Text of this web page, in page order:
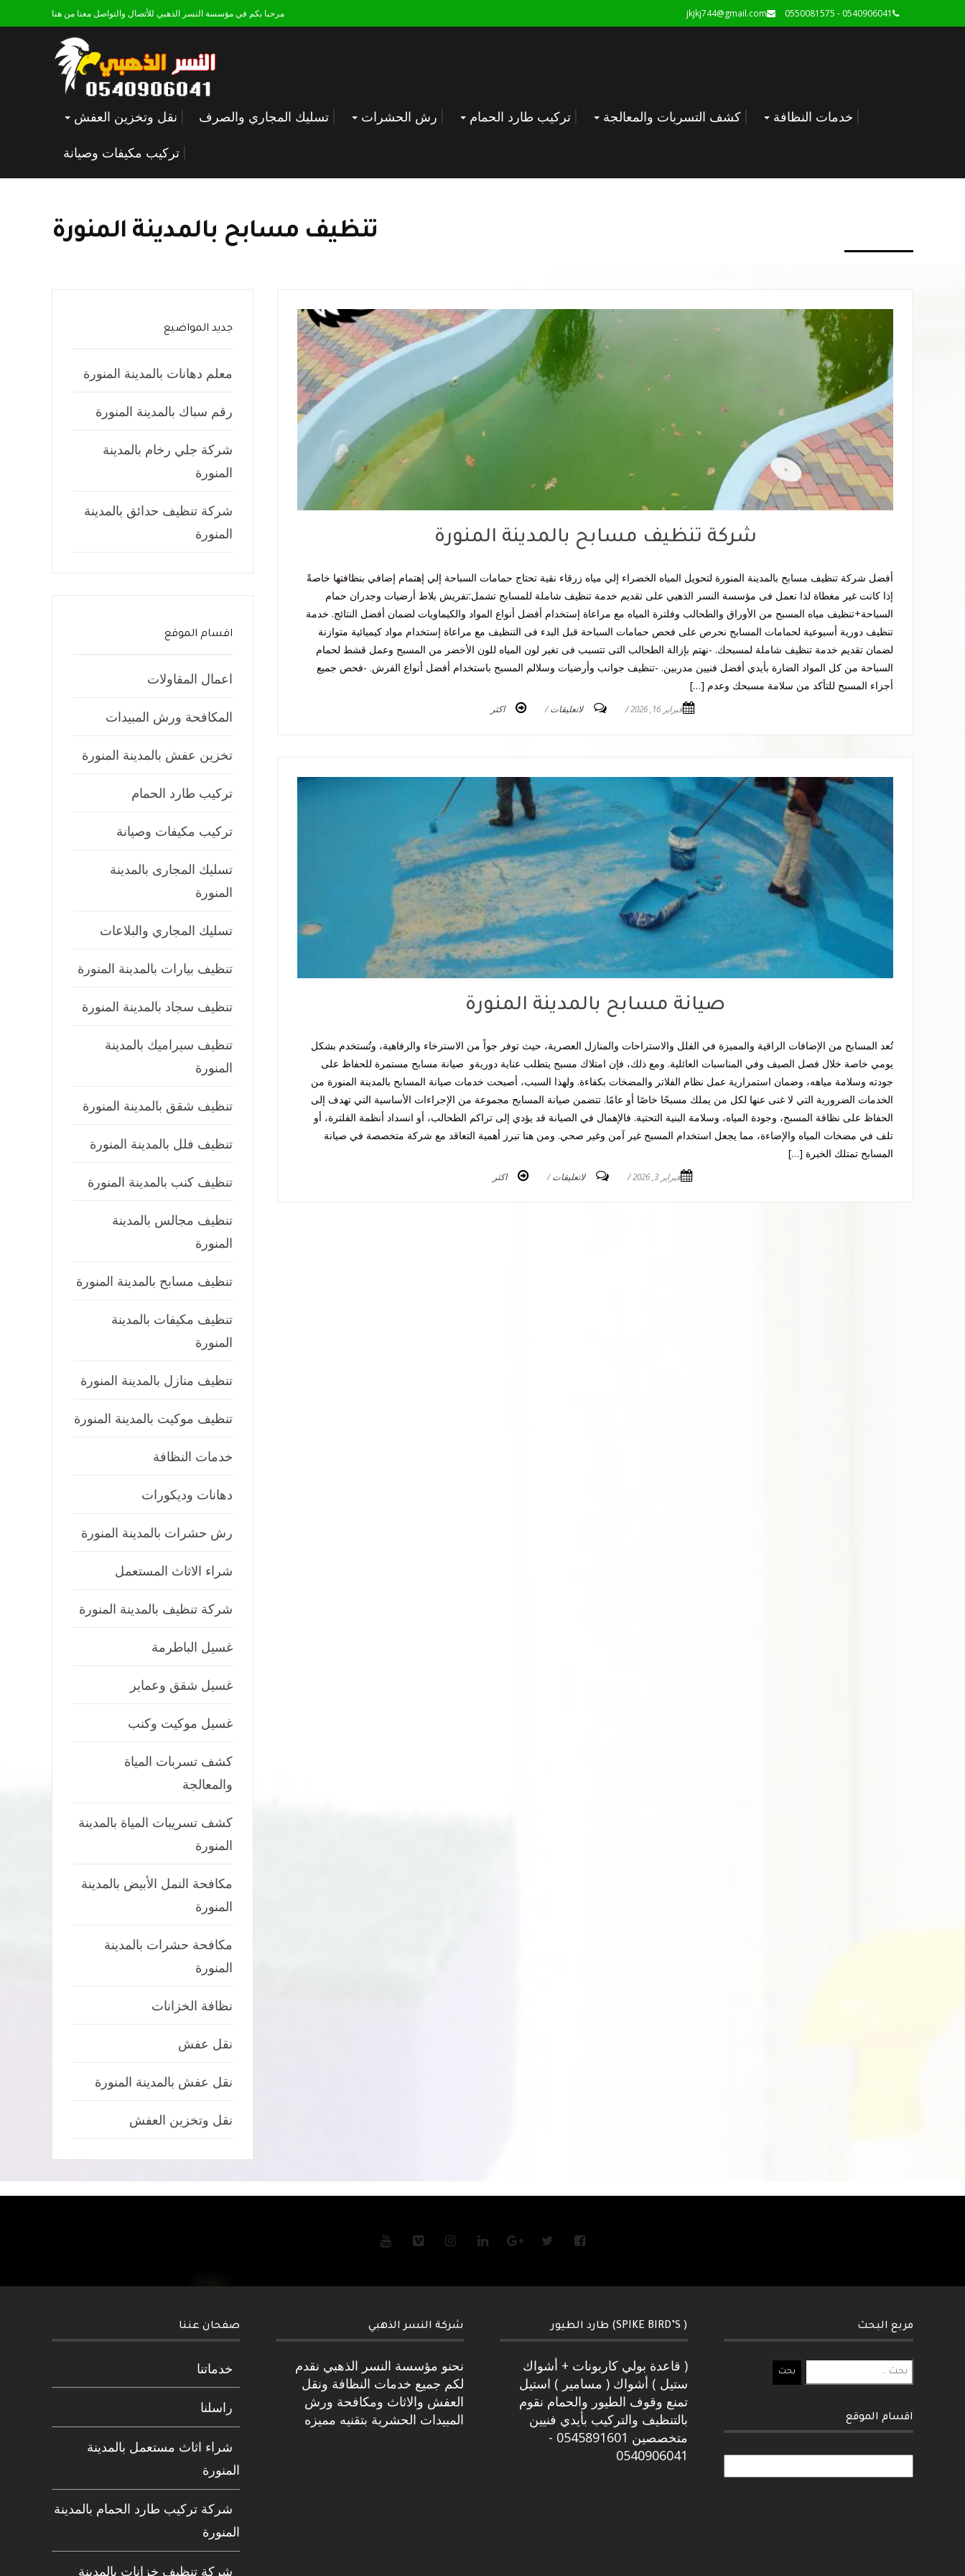
مرحبا بكم في مؤسسة النسر الذهبي للأتصال والتواصل معنا من هنا 0540906041 - 0550081575
jkjkj744@gmail.com
نقل وتخزين العفش تسليك المجاري والصرف رش الحشرات تركيب طارد الحمام كشف التسربات والمعالجة خدمات النظافة
تركيب مكيفات وصيانة
تنظيف مسابح بالمدينة المنورة
شركة تنظيف مسابح بالمدينة المنورة
أفضل شركة تنظيف مسابح بالمدينة المنورة لتحويل المياه الخضراء إلي مياه زرقاء نقية تحتاج حمامات السباحة إلي إهتمام إضافي بنظافتها خاصةً
إذا كانت غير مغطاة لذا نعمل فى مؤسسة النسر الذهبي على تقديم خدمة تنظيف شاملة للمسابح تشمل:تفريش بلاط أرضيات وجدران حمام
السباحة+تنظيف مياه المسبح من الأوراق والطحالب وفلترة المياه مع مراعاة إستخدام أفضل أنواع المواد والكيماويات لضمان أفضل النتائج. خدمة
تنظيف دورية أسبوعية لحمامات المسابح نحرص على فحص حمامات السباحة قبل البدء فى التنظيف مع مراعاة إستخدام مواد كيميائية متوازنة
لضمان تقديم خدمة تنظيف شاملة لمسبحك. -نهتم بإزالة الطحالب التى تتسبب فى تغير لون المياه للون الأخضر من المسبح وعمل قشط لحمام
السباحة من كل المواد الضارة بأيدي أفضل فنيين مدربين. -تنظيف جوانب وأرضيات وسلالم المسبح باستخدام أفضل أنواع الفرش. -فحص جميع
أجزاء المسبح للتأكد من سلامة مسبحك وعدم […]
فبراير 16, 2026 / لاتعليقات / اكثر
صيانة مسابح بالمدينة المنورة
تُعد المسابح من الإضافات الراقية والمميزة في الفلل والاستراحات والمنازل العصرية، حيث توفر جواً من الاسترخاء والرفاهية، وتُستخدم بشكل
يومي خاصة خلال فصل الصيف وفي المناسبات العائلية. ومع ذلك، فإن امتلاك مسبح يتطلب عناية دوريةو صيانة مسابح مستمرة للحفاظ على
جودته وسلامة مياهه، وضمان استمرارية عمل نظام الفلاتر والمضخات بكفاءة. ولهذا السبب، أصبحت خدمات صيانة المسابح بالمدينة المنورة من
الخدمات الضرورية التي لا غنى عنها لكل من يملك مسبحًا خاصًا أو عامًا. تتضمن صيانة المسابح مجموعة من الإجراءات الأساسية التي تهدف إلى
الحفاظ على نظافة المسبح، وجودة المياه، وسلامة البنية التحتية. فالإهمال في الصيانة قد يؤدي إلى تراكم الطحالب، أو انسداد أنظمة الفلترة، أو
تلف في مضخات المياه والإضاءة، مما يجعل استخدام المسبح غير آمن وغير صحي. ومن هنا تبرز أهمية التعاقد مع شركة متخصصة في صيانة
المسابح تمتلك الخبرة […]
فبراير 3, 2026 / لاتعليقات / اكثر
جديد المواضيع
معلم دهانات بالمدينة المنورة
رقم سباك بالمدينة المنورة
شركة جلي رخام بالمدينة
المنورة
شركة تنظيف حدائق بالمدينة
المنورة
اقسام الموقع
اعمال المقاولات
المكافحة ورش المبيدات
تخزين عفش بالمدينة المنورة
تركيب طارد الحمام
تركيب مكيفات وصيانة
تسليك المجارى بالمدينة
المنورة
تسليك المجاري والبلاعات
تنظيف بيارات بالمدينة المنورة
تنظيف سجاد بالمدينة المنورة
تنظيف سيراميك بالمدينة
المنورة
تنظيف شقق بالمدينة المنورة
تنظيف فلل بالمدينة المنورة
تنظيف كنب بالمدينة المنورة
تنظيف مجالس بالمدينة
المنورة
تنظيف مسابح بالمدينة المنورة
تنظيف مكيفات بالمدينة
المنورة
تنظيف منازل بالمدينة المنورة
تنظيف موكيت بالمدينة المنورة
خدمات النظافة
دهانات وديكورات
رش حشرات بالمدينة المنورة
شراء الاثاث المستعمل
شركة تنظيف بالمدينة المنورة
غسيل الباطرمة
غسيل شقق وعماير
غسيل موكيت وكنب
كشف تسربات المياة
والمعالجة
كشف تسريبات المياة بالمدينة
المنورة
مكافحة النمل الأبيض بالمدينة
المنورة
مكافحة حشرات بالمدينة
المنورة
نظافة الخزانات
نقل عفش
نقل عفش بالمدينة المنورة
نقل وتخزين العفش
صفحان عننا
خدماتنا
راسلنا
شراء اثاث مستعمل بالمدينة
المنورة
شركة تركيب طارد الحمام بالمدينة
المنورة
شركة تنظيف خزانات بالمدينة
شركة النسر الذهبي
نحنو مؤسسة النسر الذهبي نقدم
لكم جميع خدمات النظافة ونقل
العفش والاثاث ومكافحة ورش
المبيدات الحشرية بتقنيه مميزه
( SPIKE BIRD’S) طارد الطيور
( قاعدة بولي كاربونات + أشواك
ستيل ) أشواك ( مسامير ) استيل
تمنع وقوف الطيور والحمام نقوم
بالتنظيف والتركيب بأيدي فنيين
متخصصين 0545891601 -
0540906041
مربع البحث
البحث
عن:
اقسام الموقع
اقسام
الموقع